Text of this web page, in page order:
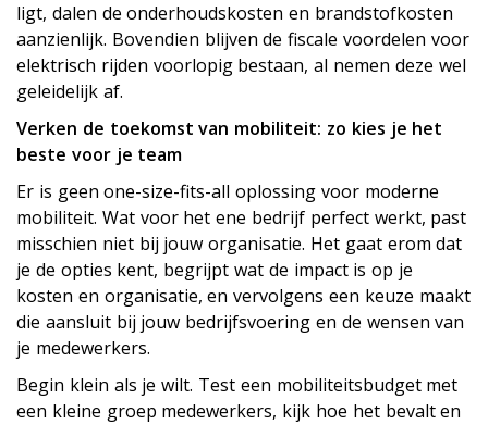
ligt, dalen de onderhoudskosten en brandstofkosten
aanzienlijk. Bovendien blijven de fiscale voordelen voor
elektrisch rijden voorlopig bestaan, al nemen deze wel
geleidelijk af.
Verken de toekomst van mobiliteit: zo kies je het
beste voor je team
Er is geen one-size-fits-all oplossing voor moderne
mobiliteit. Wat voor het ene bedrijf perfect werkt, past
misschien niet bij jouw organisatie. Het gaat erom dat
je de opties kent, begrijpt wat de impact is op je
kosten en organisatie, en vervolgens een keuze maakt
die aansluit bij jouw bedrijfsvoering en de wensen van
je medewerkers.
Begin klein als je wilt. Test een mobiliteitsbudget met
een kleine groep medewerkers, kijk hoe het bevalt en